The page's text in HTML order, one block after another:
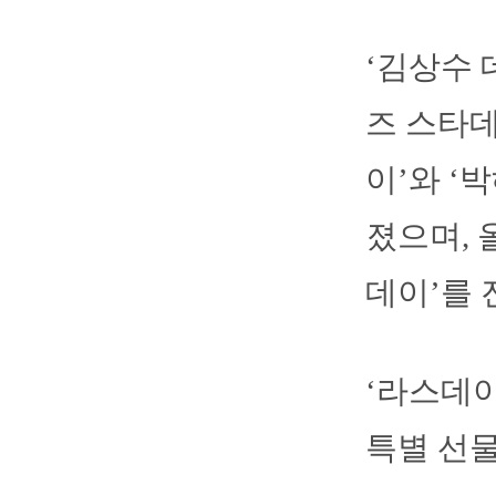
‘김상수
즈 스타
이’와 ‘
졌으며,
데이’를
‘라스데
특별 선